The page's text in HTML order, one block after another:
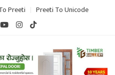
Preeti Preeti To Unicode